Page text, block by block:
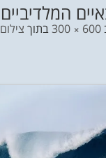
המלדיביים 4
600 × 300 בתוך